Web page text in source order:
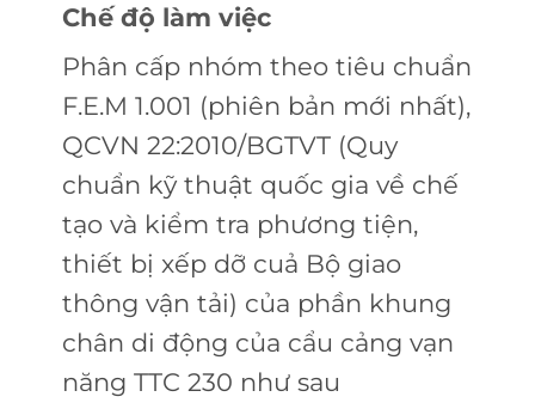
Chế độ làm việc
Phân cấp nhóm theo tiêu chuẩn
F.E.M 1.001 (phiên bản mới nhất),
QCVN 22:2010/BGTVT (Quy
chuẩn kỹ thuật quốc gia về chế
tạo và kiểm tra phương tiện,
thiết bị xếp dỡ cuả Bộ giao
thông vận tải) của phần khung
chân di động của cẩu cảng vạn
năng TTC 230 như sau